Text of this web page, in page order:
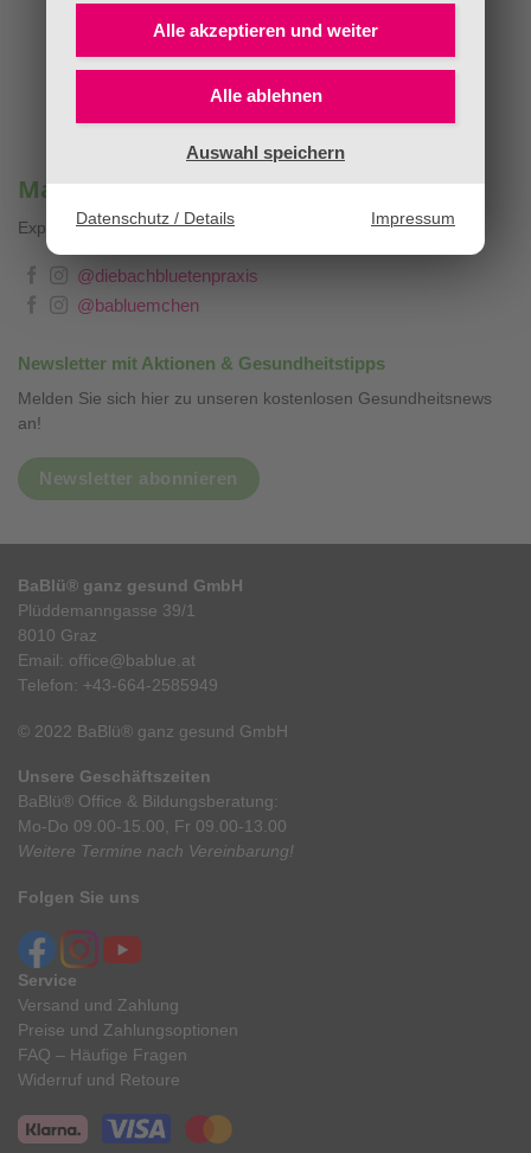
Alle akzeptieren und weiter
Alle ablehnen
Auswahl speichern
Datenschutz / Details Impressum
Mag. Sandra Stopar & BaBlümchen®
Expertenwissen, Blog & Liebevolles
@diebachbluetenpraxis
@babluemchen
Newsletter mit Aktionen & Gesundheitstipps
Melden Sie sich hier zu unseren kostenlosen Gesundheitsnews
an!
Newsletter abonnieren
BaBlü® ganz gesund GmbH
Plüddemanngasse 39/1
8010 Graz
Email: office@bablue.at
Telefon: +43-664-2585949
© 2022 BaBlü® ganz gesund GmbH
Unsere Geschäftszeiten
BaBlü® Office & Bildungsberatung:
Mo-Do 09.00-15.00, Fr 09.00-13.00
Weitere Termine nach Vereinbarung!
Folgen Sie uns
Service
Versand und Zahlung
Preise und Zahlungsoptionen
FAQ – Häufige Fragen
Widerruf und Retoure